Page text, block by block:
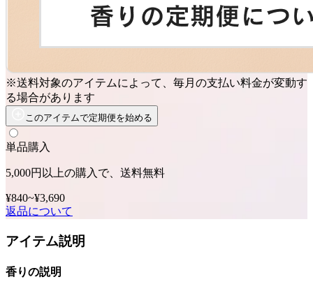
※送料対象のアイテムによって、毎月の支払い料金が変動す
る場合があります
このアイテムで定期便を始める
単品購入
5,000円以上の購入で、送料無料
¥840~¥3,690
返品について
アイテム説明
香りの説明